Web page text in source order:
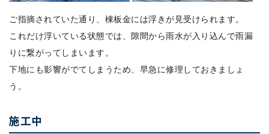
ご指摘されていた通り、棟板金には浮きが見受けられます。
これだけ浮いている状態では、隙間から雨水が入り込んで雨漏
りに繋がってしまいます。
下地にも影響がでてしまうため、早急に修理しておきましょ
う。
施工中